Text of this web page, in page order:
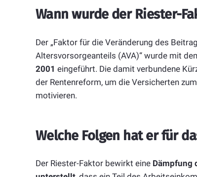
Wann wurde der Riester-
Der „Faktor für die Veränderung des
Altersvorsorgeanteils (AVA)“ wurde mit
2001 eingeführt. Die damit verbundene
der Rentenreform, um die Versicherten
motivieren.
Welche Folgen hat er für
Der Riester-Faktor bewirkt eine Dämpfung